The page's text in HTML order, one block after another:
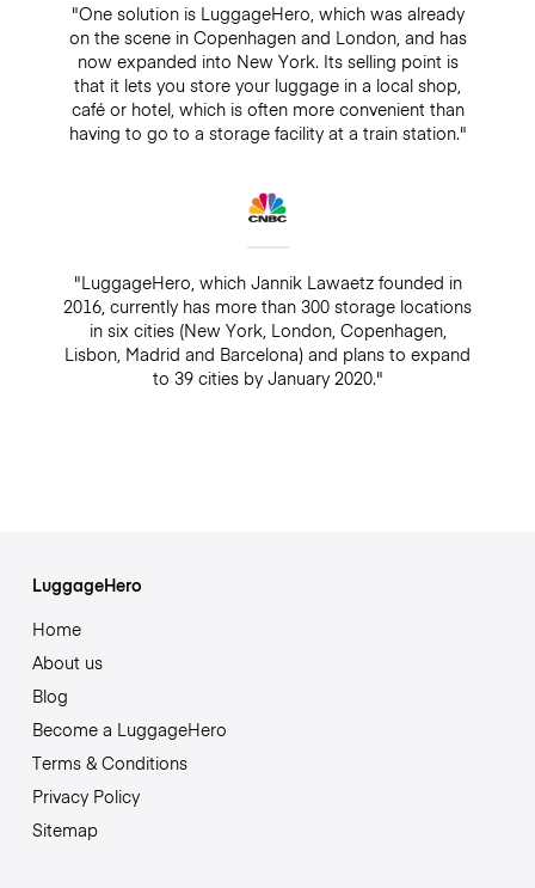
"One solution is LuggageHero, which was already
on the scene in Copenhagen and London, and has
now expanded into New York. Its selling point is
that it lets you store your luggage in a local shop,
café or hotel, which is often more convenient than
having to go to a storage facility at a train station."
"LuggageHero, which Jannik Lawaetz founded in
2016, currently has more than 300 storage locations
in six cities (New York, London, Copenhagen,
Lisbon, Madrid and Barcelona) and plans to expand
to 39 cities by January 2020."
LuggageHero
Home
About us
Blog
Become a LuggageHero
Terms & Conditions
Privacy Policy
Sitemap